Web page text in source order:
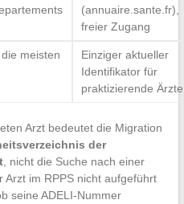
(annuaire.sante.fr),
freier Zugang
meisten
Einziger aktueller
Identifikator für
praktizierende Ärzte
Arzt bedeutet die Migration
der
, nicht die Suche nach einer
Arzt im RPPS nicht aufgeführt
seine ADELI-Nummer